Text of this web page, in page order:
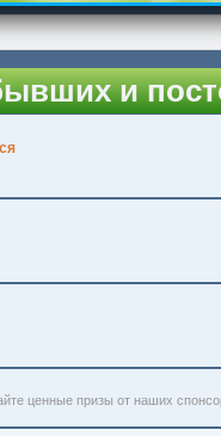
и
ценные призы от наших